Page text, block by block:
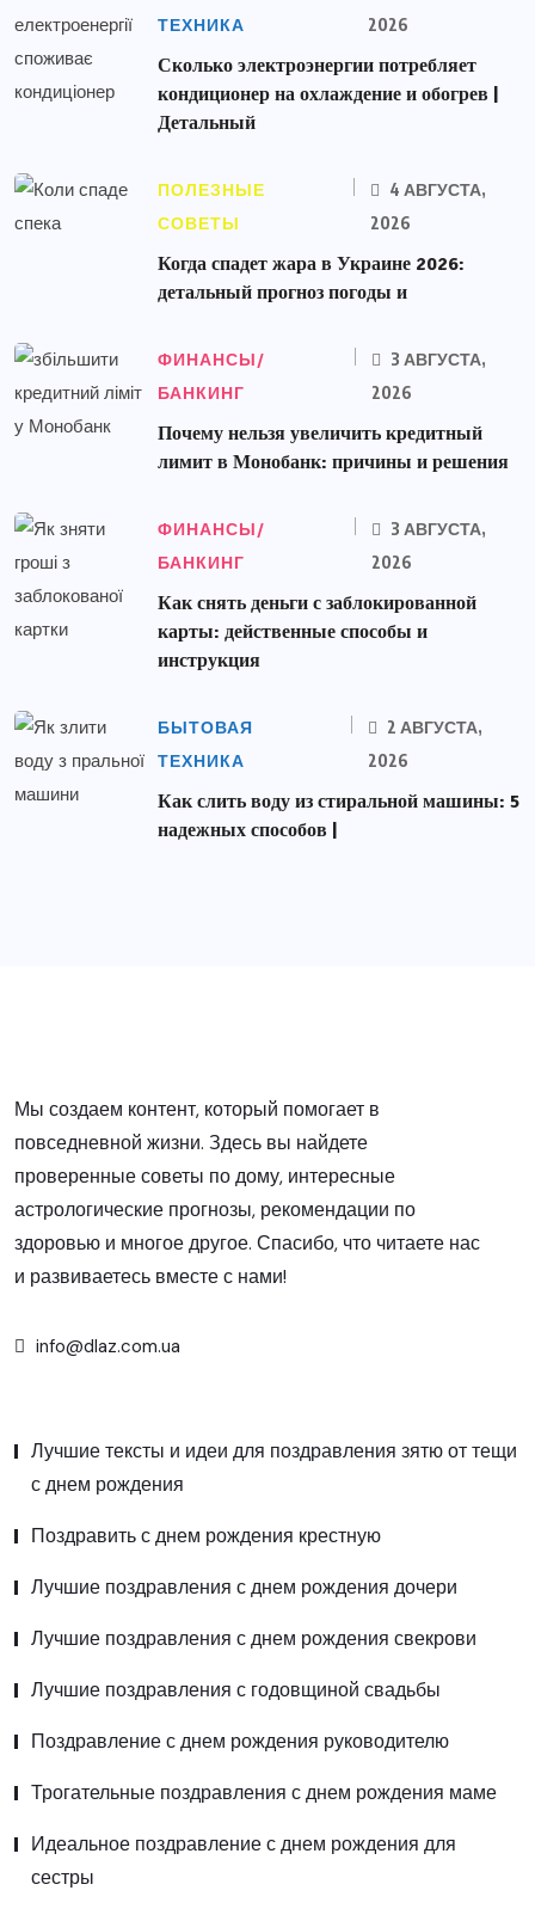
ТЕХНИКА
2026
Сколько электроэнергии потребляет
кондиционер на охлаждение и обогрев |
Детальный
ПОЛЕЗНЫЕ
СОВЕТЫ
4 АВГУСТА,
2026
Когда спадет жара в Украине 2026:
детальный прогноз погоды и
ФИНАНСЫ/
БАНКИНГ
3 АВГУСТА,
2026
Почему нельзя увеличить кредитный
лимит в Монобанк: причины и решения
ФИНАНСЫ/
БАНКИНГ
3 АВГУСТА,
2026
Как снять деньги с заблокированной
карты: действенные способы и
инструкция
БЫТОВАЯ
ТЕХНИКА
2 АВГУСТА,
2026
Как слить воду из стиральной машины: 5
надежных способов |
Мы создаем контент, который помогает в
повседневной жизни. Здесь вы найдете
проверенные советы по дому, интересные
астрологические прогнозы, рекомендации по
здоровью и многое другое. Спасибо, что читаете нас
и развиваетесь вместе с нами!
info@dlaz.com.ua
Лучшие тексты и идеи для поздравления зятю от тещи
с днем рождения
Поздравить с днем рождения крестную
Лучшие поздравления с днем рождения дочери
Лучшие поздравления с днем рождения свекрови
Лучшие поздравления с годовщиной свадьбы
Поздравление с днем рождения руководителю
Трогательные поздравления с днем рождения маме
Идеальное поздравление с днем рождения для
сестры